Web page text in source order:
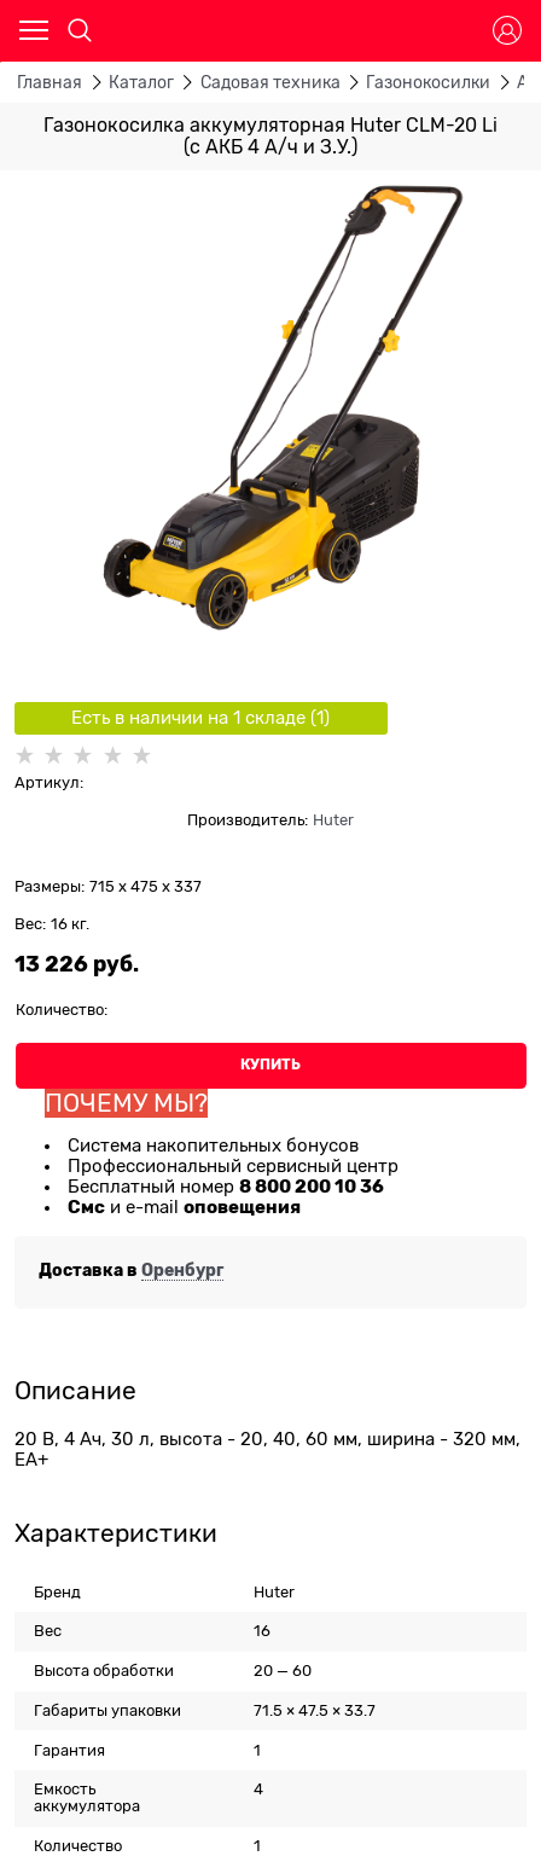
Главная Каталог Садовая техника Газонокосилки
Газонокосилка аккумуляторная Huter CLM-20 Li
(с АКБ 4 А/ч и З.У.)
Есть в наличии на 1 складe (1)
Артикул:
Производитель: Huter
Размеры: 715 x 475 x 337
Вес: 16 кг.
13 226 руб.
Количество:
КУПИТЬ
ПОЧЕМУ МЫ?
Система накопительных бонусов
Профессиональный сервисный центр
Бесплатный номер 8 800 200 10 36
Смс и e-mail оповещения
Доставка в Оренбург
Описание
20 В, 4 Ач, 30 л, высота - 20, 40, 60 мм, ширина - 320 мм,
ЕА+
Характеристики
Бренд Huter
Вес 16
Высота обработки 20 — 60
Габариты упаковки 71.5 × 47.5 × 33.7
Гарантия 1
Емкость
аккумулятора
4
Количество
1